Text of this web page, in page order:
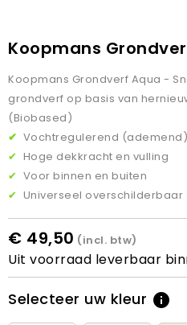
Koopmans
Koopmans Grondverf Aqua -
grondverf op basis van
(Biobased)
✔ Vochtregulerend (ademend)
✔ Hoge dekkracht en vulling
✔ Voor binnen en buiten
✔ Universeel overschilderbaar
€ 49,50 (incl. btw)
Uit voorraad leverbaar
Selecteer uw kleur info